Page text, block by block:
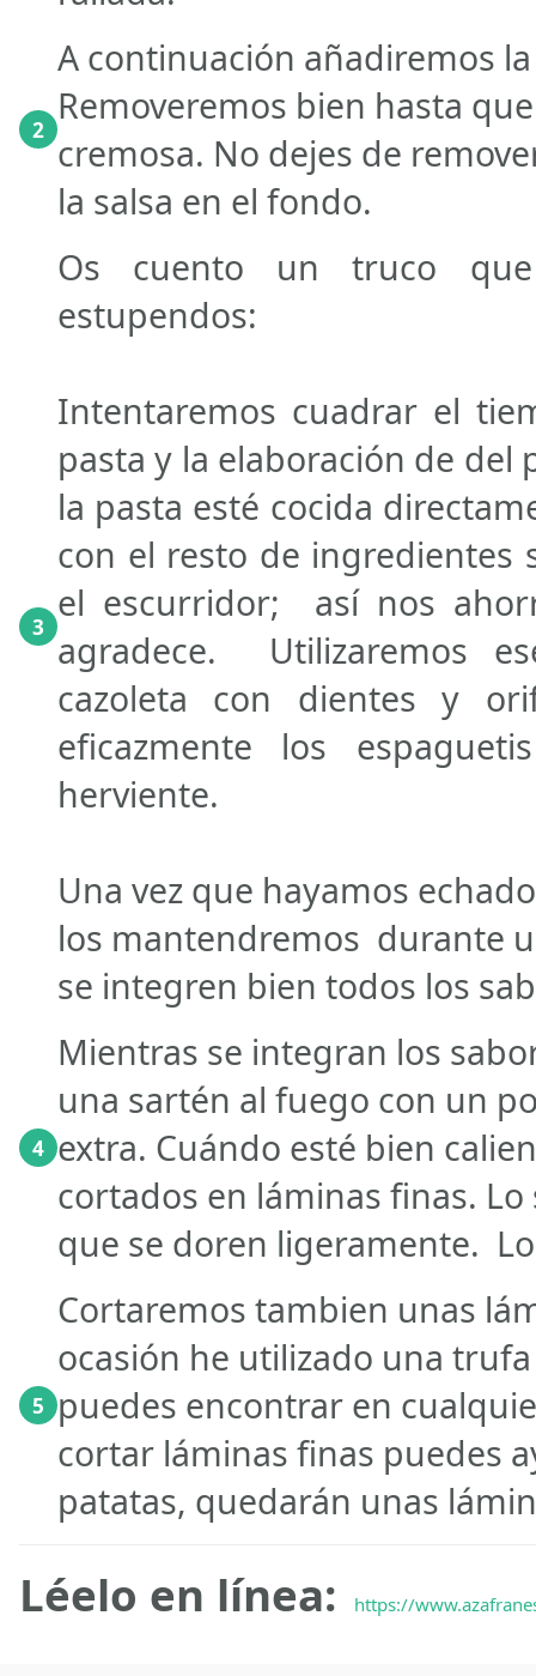
2
A continuación añadiremos
Removeremos bien hasta
cremosa. No dejes de
la salsa en el fondo.
3
Os cuento un truco
estupendos:
Intentaremos cuadrar el
pasta y la elaboración de
la pasta esté cocida
con el resto de ingredientes
el escurridor; así nos
agradece. Utilizaremos
cazoleta con dientes y
eficazmente los
herviente.
Una vez que hayamos
los mantendremos durante
se integren bien todos los
4
Mientras se integran los
una sartén al fuego con un
extra. Cuándo esté bien
cortados en láminas finas.
que se doren ligeramente.
5
Cortaremos tambien unas
ocasión he utilizado una
puedes encontrar en
cortar láminas finas puedes
patatas, quedarán unas
Léelo en línea: https://